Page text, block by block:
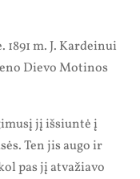
m. J. Kardeinui
Dievo Motinos
jį išsiuntė į
Ten jis augo ir
pas jį atvažiavo